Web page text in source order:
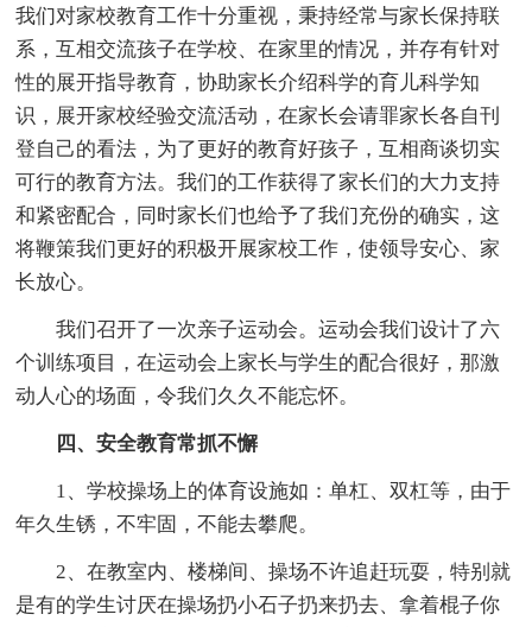
我们对家校教育工作十分重视，秉持经常与家长保持联
系，互相交流孩子在学校、在家里的情况，并存有针对
性的展开指导教育，协助家长介绍科学的育儿科学知
识，展开家校经验交流活动，在家长会请罪家长各自刊
登自己的看法，为了更好的教育好孩子，互相商谈切实
可行的教育方法。我们的工作获得了家长们的大力支持
和紧密配合，同时家长们也给予了我们充份的确实，这
将鞭策我们更好的积极开展家校工作，使领导安心、家
长放心。
我们召开了一次亲子运动会。运动会我们设计了六
个训练项目，在运动会上家长与学生的配合很好，那激
动人心的场面，令我们久久不能忘怀。
四、安全教育常抓不懈
1、学校操场上的体育设施如：单杠、双杠等，由于
年久生锈，不牢固，不能去攀爬。
2、在教室内、楼梯间、操场不许追赶玩耍，特别就
是有的学生讨厌在操场扔小石子扔来扔去、拿着棍子你